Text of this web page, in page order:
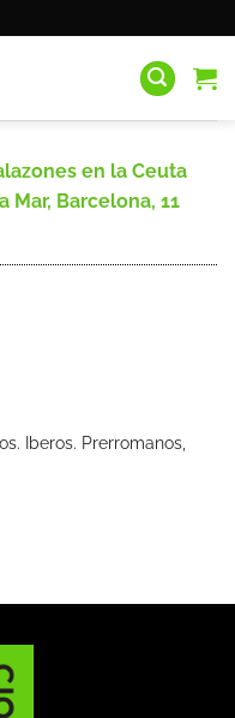
en la Ceuta
Mar, Barcelona, 11
Iberos. Prerromanos,